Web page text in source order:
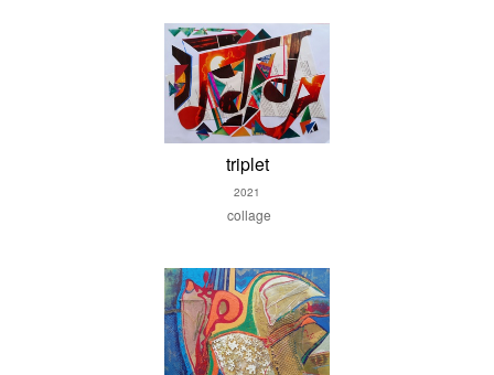
triplet
2021
collage